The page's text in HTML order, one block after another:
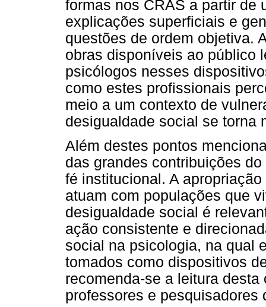
formas nos CRAS a partir de
explicações superficiais e
questões de ordem objetiva.
obras disponíveis ao público
psicólogos nesses
como estes profissionais
meio a um contexto de
desigualdade social se torna
Além destes pontos
das grandes contribuições
fé institucional. A
atuam com populações que
desigualdade social é
ação consistente e
social na psicologia, na qual
tomados como dispositivos
recomenda-se a leitura
professores e pesquisadores